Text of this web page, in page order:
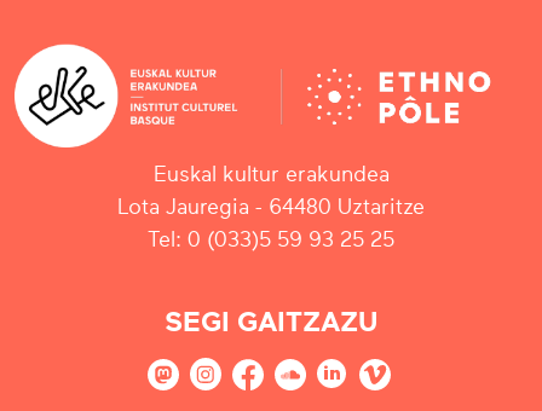
Euskal kultur erakundea
Lota Jauregia - 64480 Uztaritze
Tel: 0 (033)5 59 93 25 25
SEGI GAITZAZU